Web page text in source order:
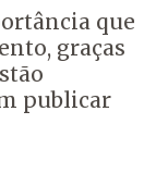
que
graças
publicar